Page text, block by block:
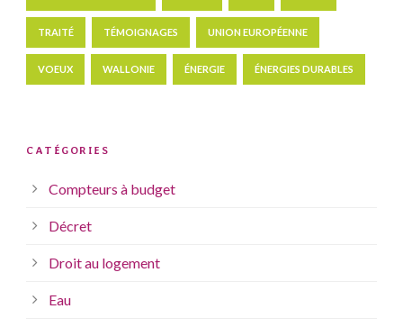
TRAITÉ TÉMOIGNAGES UNION EUROPÉENNE
VOEUX WALLONIE ÉNERGIE ÉNERGIES DURABLES
CATÉGORIES
Compteurs à budget
Décret
Droit au logement
Eau